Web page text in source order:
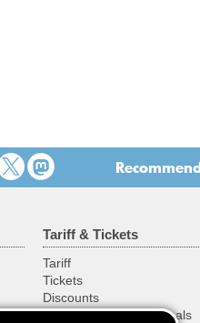
Tariff & Tickets
Tariff
Tickets
Discounts
Cycles, Objects & Animals